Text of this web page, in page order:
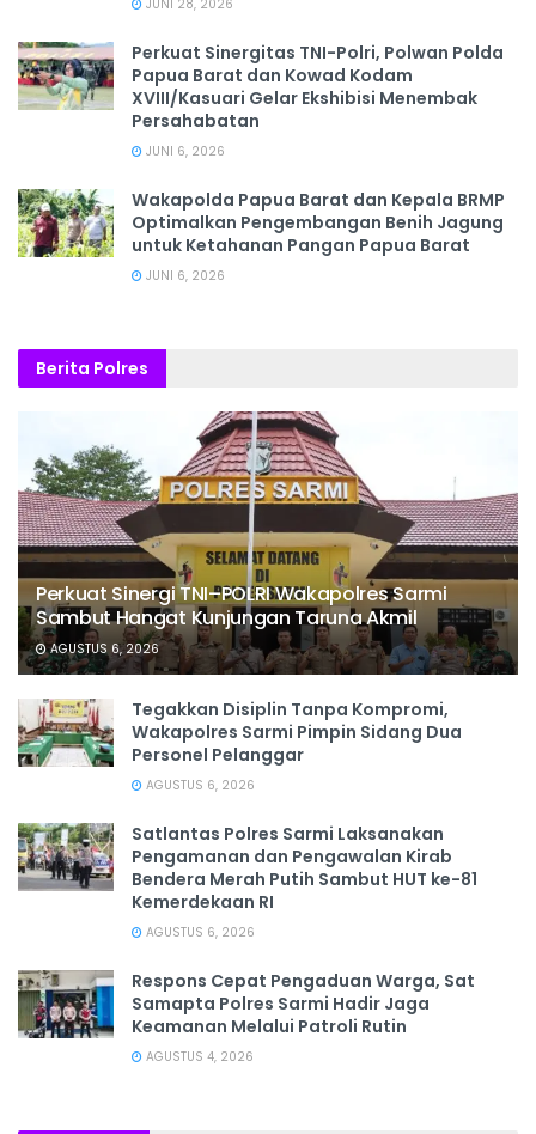
JUNI 28, 2026
‎Perkuat Sinergitas TNI-Polri, Polwan Polda
Papua Barat dan Kowad Kodam
XVIII/Kasuari Gelar Ekshibisi Menembak
Persahabatan
JUNI 6, 2026
Wakapolda Papua Barat dan Kepala BRMP
Optimalkan Pengembangan Benih Jagung
untuk Ketahanan Pangan Papua Barat
JUNI 6, 2026
Berita Polres
Perkuat Sinergi TNI–POLRI Wakapolres Sarmi
Sambut Hangat Kunjungan Taruna Akmil
AGUSTUS 6, 2026
Tegakkan Disiplin Tanpa Kompromi,
Wakapolres Sarmi Pimpin Sidang Dua
Personel Pelanggar
AGUSTUS 6, 2026
Satlantas Polres Sarmi Laksanakan
Pengamanan dan Pengawalan Kirab
Bendera Merah Putih Sambut HUT ke-81
Kemerdekaan RI
AGUSTUS 6, 2026
Respons Cepat Pengaduan Warga, Sat
Samapta Polres Sarmi Hadir Jaga
Keamanan Melalui Patroli Rutin
AGUSTUS 4, 2026